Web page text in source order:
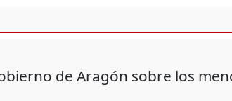
de Aragón sobre los